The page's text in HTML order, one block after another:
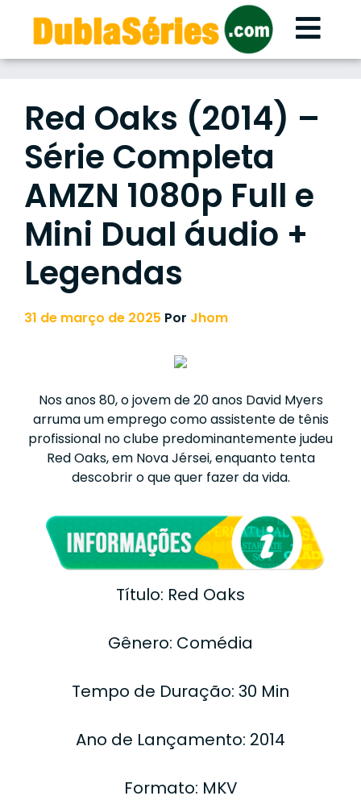
content
Red Oaks (2014) –
Série Completa
AMZN 1080p Full e
Mini Dual áudio +
Legendas
31 de março de 2025 Por Jhom
Nos anos 80, o jovem de 20 anos David Myers
arruma um emprego como assistente de tênis
profissional no clube predominantemente judeu
Red Oaks, em Nova Jérsei, enquanto tenta
descobrir o que quer fazer da vida.
Título: Red Oaks
Gênero: Comédia
Tempo de Duração: 30 Min
Ano de Lançamento: 2014
Formato: MKV